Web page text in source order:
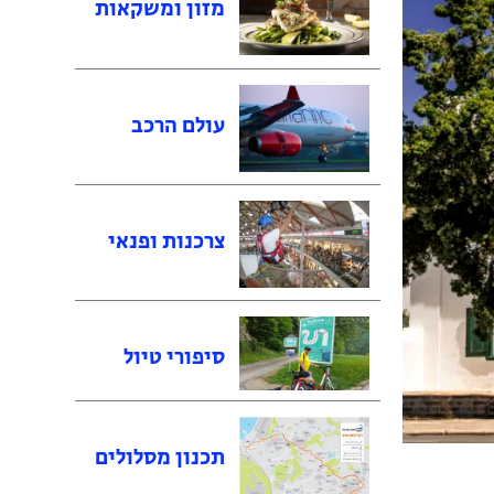
מזון ומשקאות
עולם הרכב
צרכנות ופנאי
סיפורי טיול
תכנון מסלולים